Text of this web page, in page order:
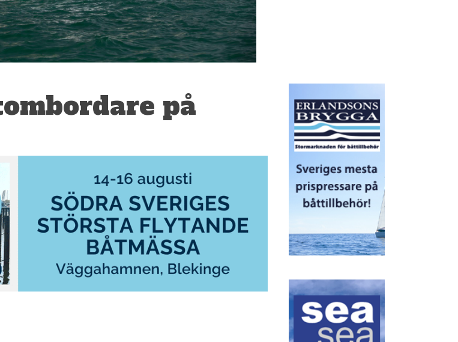
på